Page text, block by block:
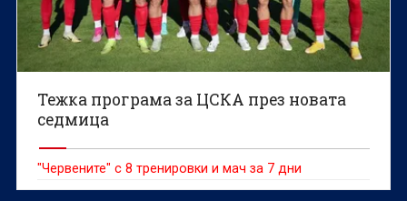
Тежка програма за ЦСКА през новата
седмица
"Червените" с 8 тренировки и мач за 7 дни